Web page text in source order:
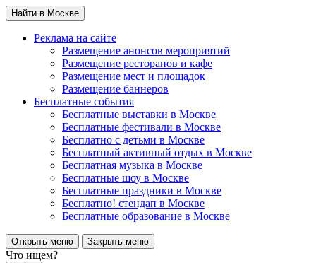
Найти в Москве
Реклама на сайте
Размещение анонсов мероприятий
Размещение ресторанов и кафе
Размещение мест и площадок
Размещение баннеров
Бесплатные события
Бесплатные выставки в Москве
Бесплатные фестивали в Москве
Бесплатно с детьми в Москве
Бесплатный активный отдых в Москве
Бесплатная музыка в Москве
Бесплатные шоу в Москве
Бесплатные праздники в Москве
Бесплатно! стендап в Москве
Бесплатные образование в Москве
Открыть меню Закрыть меню
Что ищем?